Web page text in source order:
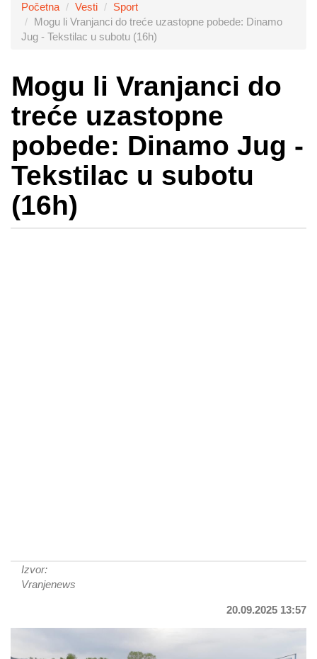
Početna Vesti
Sport
Mogu li Vranjanci do treće uzastopne pobede: Dinamo
Jug - Tekstilac u subotu (16h)
Mogu li Vranjanci do
treće uzastopne
pobede: Dinamo Jug -
Tekstilac u subotu
(16h)
Izvor:
Vranjenews
20.09.2025 13:57